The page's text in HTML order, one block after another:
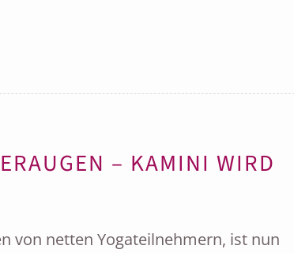
– KAMINI WIRD
von netten Yogateilnehmern, ist nun